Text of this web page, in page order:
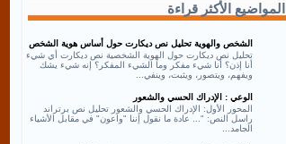
المواضيع الأكثر قراءة
الشخص والهوية تحليل نص ديكارت حول أساس هوية الشخص
تحليل نص ديكارت حول الهوية الشخصية نص ديكارت أي شيء
أنا إذن؟ أنا شيء مفكر وما الشيء المفكر؟ إنه شيء يشك
ويفهم، ويتصور، ويثبت، وينفي...
الوعي : الإدراك الحسي والشعور
المحور الأول: الإدراك الحسي والشعور تحليل نص برتراند
راسل النص: "... عادة ما نقول إننا "واعون" في مقابل الأشياء
الجامد...